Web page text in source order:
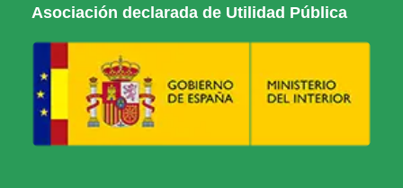
Asociación declarada de Utilidad Pública